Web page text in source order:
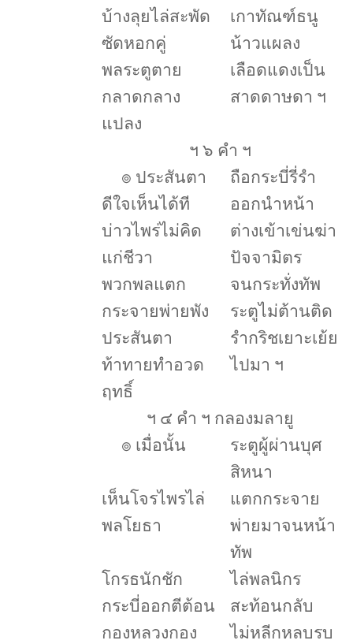
บ้างลุยไล่สะพัด
ซัดหอกคู่
เกาทัณฑ์ธนู
น้าวแผลง
พลระตูตาย
กลาดกลาง
แปลง
เลือดแดงเป็น
สาดดาษดา ฯ
ฯ ๖ คำ ฯ
๏ ประสันตา
ดีใจเห็นได้ที
ถือกระบี่รี่รำ
ออกนำหน้า
บ่าวไพร่ไม่คิด
แก่ชีวา
ต่างเข้าเข่นฆ่า
ปัจจามิตร
พวกพลแตก
กระจายพ่ายพัง
จนกระทั่งทัพ
ระตูไม่ต้านติด
ประสันตา
ท้าทายทำอวด
ฤทธิ์
รำกริชเยาะเย้ย
ไปมา ฯ
ฯ ๔ คำ ฯ กลองมลายู
๏ เมื่อนั้น
ระตูผู้ผ่านบุศ
สิหนา
เห็นโจรไพรไล่
พลโยธา
แตกกระจาย
พ่ายมาจนหน้า
ทัพ
โกรธนักชัก
กระบี่ออกตีต้อน
ไล่พลนิกร
สะท้อนกลับ
กองหลวงกอง
ไม่หลีกหลบรบ